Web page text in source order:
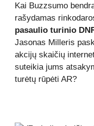
Kai Buzzsumo
rašydamas
pasaulio turinio
Jasonas Milleris
akcijų skaičių
suteikia jums
turėtų rūpėti AR?